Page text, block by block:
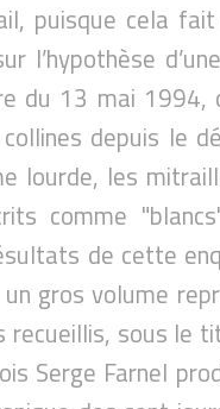
puisque cela
l’hypothèse
du 13 mai 1994,
depuis le
lourde, les
comme
de cette
gros volume
recueillis, sous le
Serge Farnel